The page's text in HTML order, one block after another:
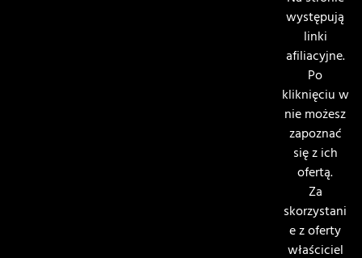
występują
linki
afiliacyjne.
Po
kliknięciu w
nie możesz
zapoznać
się z ich
ofertą.
Za
skorzystani
e z oferty
właściciel